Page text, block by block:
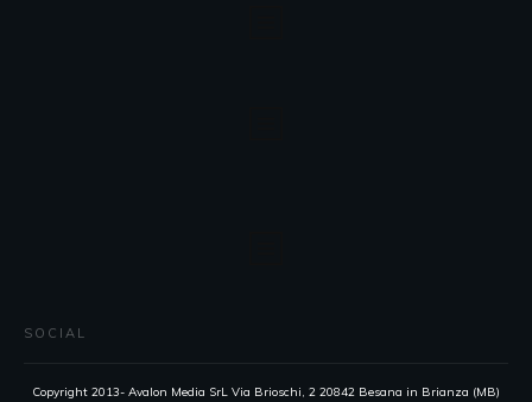
SOCIAL
Copyright 2013- Avalon Media SrL Via Brioschi, 2 20842 Besana in Brianza (MB)